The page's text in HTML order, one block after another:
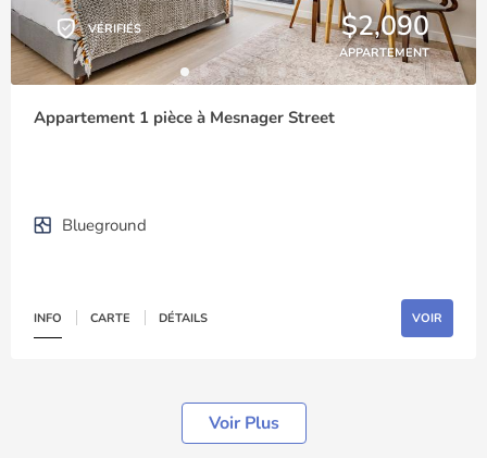
VÉRIFIÉS $2,090
APPARTEMENT
Appartement 1 pièce à Mesnager Street
Blueground
INFO CARTE DÉTAILS VOIR
Voir Plus